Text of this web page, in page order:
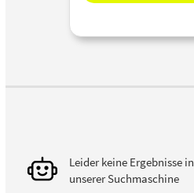
Leider keine Ergebnisse in
unserer Suchmaschine